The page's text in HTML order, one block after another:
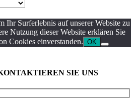
Ihr Surferlebnis auf unserer Website zu
Nutzung dieser Website erklären Sie
Cookies einverstanden. OK
SIE UNS